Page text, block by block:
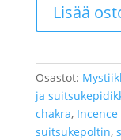
Chakra&Buddha
määrä
Lisää
Osastot:
ja
chakra,
suitsukepoltin,